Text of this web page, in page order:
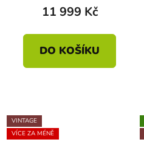
11 999 Kč
DO KOŠÍKU
VINTAGE
VÍCE ZA MÉNĚ